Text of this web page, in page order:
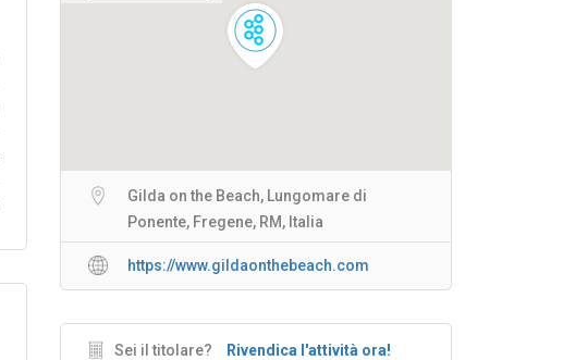
Gilda on the Beach, Lungomare di
Ponente, Fregene, RM, Italia
https://www.gildaonthebeach.com
Sei il titolare? Rivendica l'attività ora!